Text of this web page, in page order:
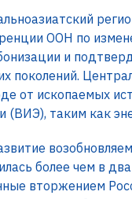
ООН по
и
поколений.
от ископаемых
(ВИЭ), таким как
более чем в
вторжением